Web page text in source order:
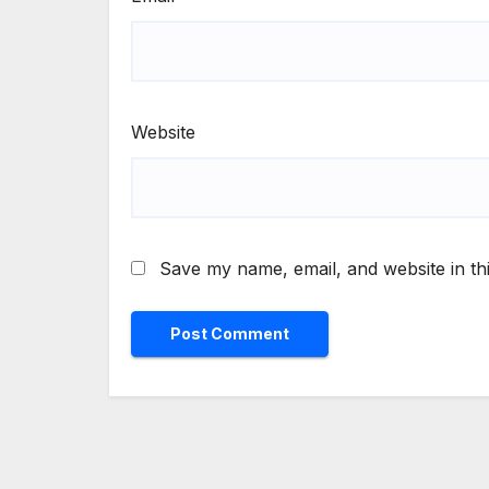
Website
Save my name, email, and website in